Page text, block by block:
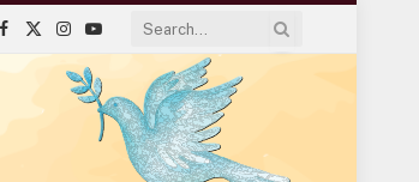
Facebook
X
(Twitter)
Instagram
YouTube